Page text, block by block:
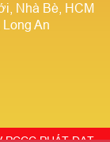
Nhà Bè, HCM
An